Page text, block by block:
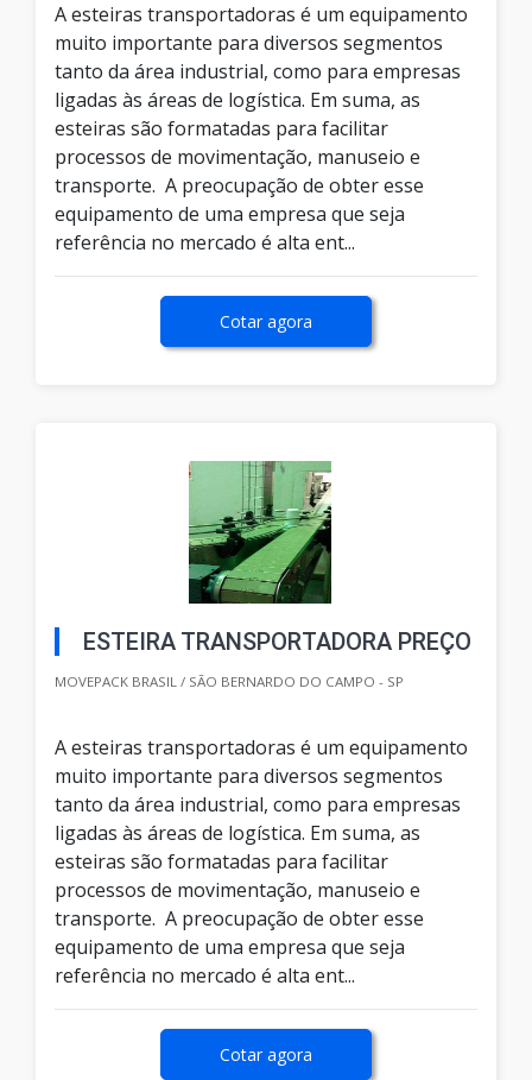
A esteiras transportadoras é um equipamento
muito importante para diversos segmentos
tanto da área industrial, como para empresas
ligadas às áreas de logística. Em suma, as
esteiras são formatadas para facilitar
processos de movimentação, manuseio e
transporte. A preocupação de obter esse
equipamento de uma empresa que seja
referência no mercado é alta ent...
Cotar agora
ESTEIRA TRANSPORTADORA PREÇO
MOVEPACK BRASIL / SÃO BERNARDO DO CAMPO - SP
A esteiras transportadoras é um equipamento
muito importante para diversos segmentos
tanto da área industrial, como para empresas
ligadas às áreas de logística. Em suma, as
esteiras são formatadas para facilitar
processos de movimentação, manuseio e
transporte. A preocupação de obter esse
equipamento de uma empresa que seja
referência no mercado é alta ent...
Cotar agora